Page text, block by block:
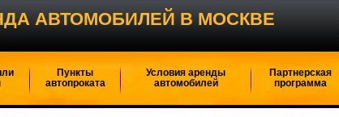
АВТОМОБИЛЕЙ В МОСКВЕ
Пункты
автопроката
Условия аренды
автомобилей
Партнерская
программа